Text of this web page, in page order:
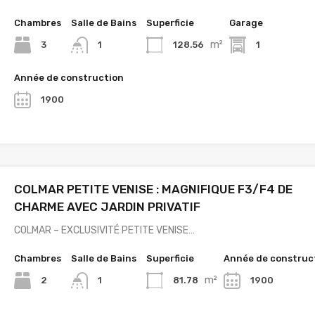
Chambres
3
Salle de Bains
1
Superficie
128.56 m²
Garage
1
Année de construction
1900
COLMAR PETITE VENISE : MAGNIFIQUE F3/F4 DE
CHARME AVEC JARDIN PRIVATIF
COLMAR – EXCLUSIVITÉ PETITE VENISE…
Chambres
2
Salle de Bains
1
Superficie
81.78 m²
Année de
1900